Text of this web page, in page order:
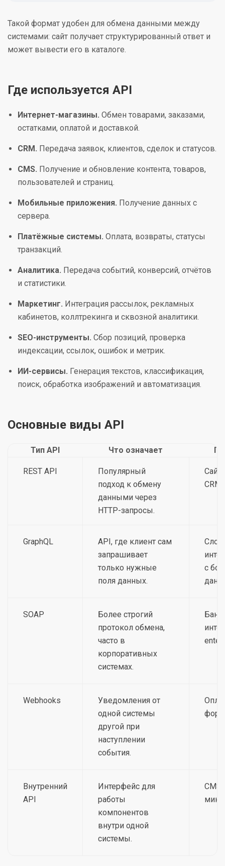
Такой формат удобен для обмена данными между
системами: сайт получает структурированный ответ и
может вывести его в каталоге.
Где используется API
Интернет-магазины. Обмен товарами, заказами,
остатками, оплатой и доставкой.
CRM. Передача заявок, клиентов, сделок и статусов.
CMS. Получение и обновление контента, товаров,
пользователей и страниц.
Мобильные приложения. Получение данных с
сервера.
Платёжные системы. Оплата, возвраты, статусы
транзакций.
Аналитика. Передача событий, конверсий, отчётов
и статистики.
Маркетинг. Интеграция рассылок, рекламных
кабинетов, коллтрекинга и сквозной аналитики.
SEO-инструменты. Сбор позиций, проверка
индексации, ссылок, ошибок и метрик.
ИИ-сервисы. Генерация текстов, классификация,
поиск, обработка изображений и автоматизация.
Основные виды API
Тип API Что означает
REST API
Популярный
подход к обмену
данными через
HTTP-запросы.
GraphQL
API, где клиент сам
запрашивает
только нужные
поля данных.
с
SOAP
Более строгий
протокол обмена,
часто в
корпоративных
системах.
Webhooks
Уведомления от
одной системы
другой при
наступлении
события.
Внутренний
API
Интерфейс для
работы
компонентов
внутри одной
системы.